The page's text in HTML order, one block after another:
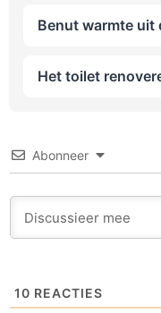
Benut warmte uit
Het toilet
Abonneer
10 REACTIES